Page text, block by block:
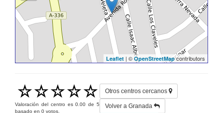
Leaflet | © OpenStreetMapcontributors
Valoración del centro es0.00 de5
basado en 0 votos.
Otros centros cercanos
Volver a Granada